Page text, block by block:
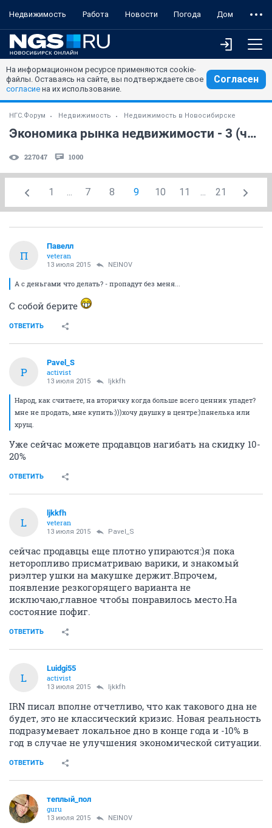
Недвижимость Работа Новости Погода Дом
На информационном ресурсе применяются cookie-
файлы. Оставаясь на сайте, вы подтверждаете свое
согласие на их использование.
Согласен
НГС.Форум Недвижимость Недвижимость в Новосибирске
Экономика рынка недвижимости - 3 (часть 9)
227047 1000
1 ... 7 8 9 10 11 ... 21
П
Павелл
veteran
13 июля 2015 NEINOV
А с деньгами что делать? - пропадут без меня...
С собой берите
ОТВЕТИТЬ
P
Pavel_S
activist
13 июля 2015 ljkkfh
Народ, как считаете, на вторичку когда больше всего ценник упадет?
мне не продать, мне купить:)))хочу двушку в центре:)панелька или
хрущ.
Уже сейчас можете продавцов нагибать на скидку 10-
20%
ОТВЕТИТЬ
L
ljkkfh
veteran
13 июля 2015 Pavel_S
сейчас продавцы еще плотно упираются:)я пока
неторопливо присматриваю варики, и знакомый
риэлтер ушки на макушке держит.Впрочем,
появление резкогорящего варианта не
исключаю,главное чтобы понравилось место.На
состояние пофиг.
ОТВЕТИТЬ
L
Luidgi55
activist
13 июля 2015 ljkkfh
IRN писал вполне отчетливо, что как такового дна не
будет, это не классический кризис. Новая реальность
подразумевает локальное дно в конце года и -10% в
год в случае не улучшения экономической ситуации.
ОТВЕТИТЬ
теплый_пол
guru
13 июля 2015 NEINOV